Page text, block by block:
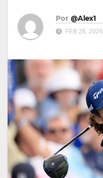
Por @Alex1
FEB 26, 2026